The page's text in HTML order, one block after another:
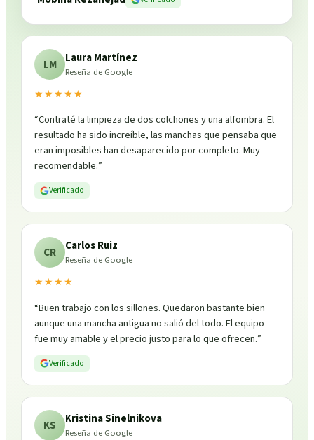
LM Laura Martínez
Reseña de Google
★★★★★
“Contraté la limpieza de dos colchones y una alfombra. El
resultado ha sido increíble, las manchas que pensaba que
eran imposibles han desaparecido por completo. Muy
recomendable.”
Verificado
CR Carlos Ruiz
Reseña de Google
★★★★
“Buen trabajo con los sillones. Quedaron bastante bien
aunque una mancha antigua no salió del todo. El equipo
fue muy amable y el precio justo para lo que ofrecen.”
Verificado
KS Kristina Sinelnikova
Reseña de Google